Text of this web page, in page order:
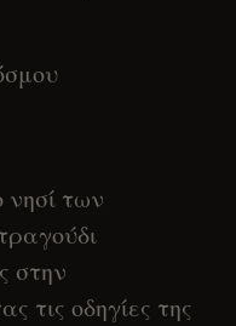
των
στην
τις οδηγίες της